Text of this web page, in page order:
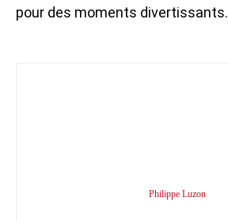
pour des moments divertissants.
Philippe Luzon